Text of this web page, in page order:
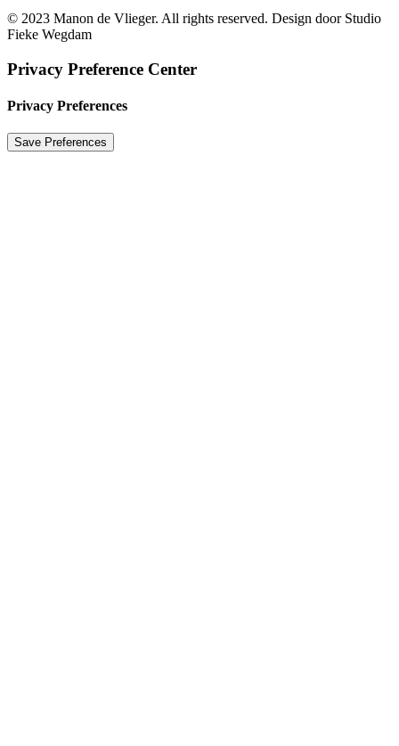
© 2023 Manon de Vlieger. All rights reserved. Design door Studio
Fieke Wegdam
Privacy Preference Center
Privacy Preferences